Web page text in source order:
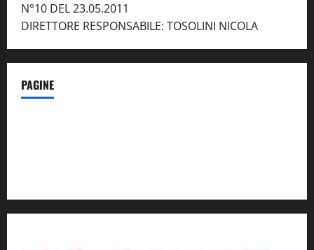
N°10 DEL 23.05.2011
DIRETTORE RESPONSABILE: TOSOLINI NICOLA
PAGINE